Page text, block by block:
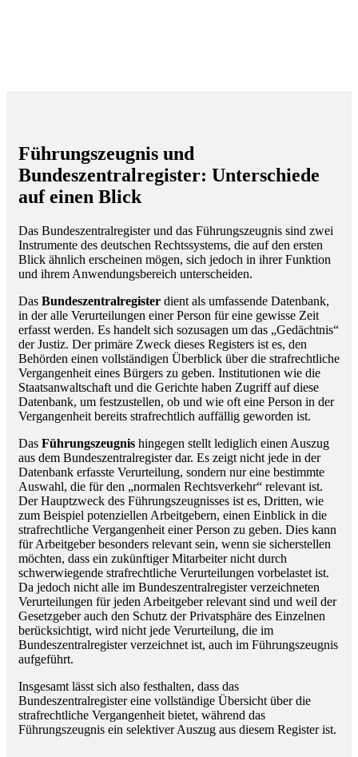
Führungszeugnis und
Bundeszentralregister: Unterschiede
auf einen Blick
Das Bundeszentralregister und das Führungszeugnis sind zwei
Instrumente des deutschen Rechtssystems, die auf den ersten
Blick ähnlich erscheinen mögen, sich jedoch in ihrer Funktion
und ihrem Anwendungsbereich unterscheiden.
Das Bundeszentralregister dient als umfassende Datenbank,
in der alle Verurteilungen einer Person für eine gewisse Zeit
erfasst werden. Es handelt sich sozusagen um das „Gedächtnis“
der Justiz. Der primäre Zweck dieses Registers ist es, den
Behörden einen vollständigen Überblick über die strafrechtliche
Vergangenheit eines Bürgers zu geben. Institutionen wie die
Staatsanwaltschaft und die Gerichte haben Zugriff auf diese
Datenbank, um festzustellen, ob und wie oft eine Person in der
Vergangenheit bereits strafrechtlich auffällig geworden ist.
Das Führungszeugnis hingegen stellt lediglich einen Auszug
aus dem Bundeszentralregister dar. Es zeigt nicht jede in der
Datenbank erfasste Verurteilung, sondern nur eine bestimmte
Auswahl, die für den „normalen Rechtsverkehr“ relevant ist.
Der Hauptzweck des Führungszeugnisses ist es, Dritten, wie
zum Beispiel potenziellen Arbeitgebern, einen Einblick in die
strafrechtliche Vergangenheit einer Person zu geben. Dies kann
für Arbeitgeber besonders relevant sein, wenn sie sicherstellen
möchten, dass ein zukünftiger Mitarbeiter nicht durch
schwerwiegende strafrechtliche Verurteilungen vorbelastet ist.
Da jedoch nicht alle im Bundeszentralregister verzeichneten
Verurteilungen für jeden Arbeitgeber relevant sind und weil der
Gesetzgeber auch den Schutz der Privatsphäre des Einzelnen
berücksichtigt, wird nicht jede Verurteilung, die im
Bundeszentralregister verzeichnet ist, auch im Führungszeugnis
aufgeführt.
Insgesamt lässt sich also festhalten, dass das
Bundeszentralregister eine vollständige Übersicht über die
strafrechtliche Vergangenheit bietet, während das
Führungszeugnis ein selektiver Auszug aus diesem Register ist.